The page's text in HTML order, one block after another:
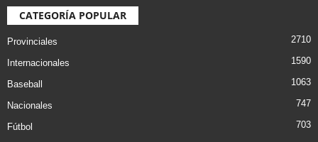
CATEGORÍA POPULAR
Provinciales 2710
Internacionales 1590
Baseball 1063
Nacionales 747
Fútbol
703